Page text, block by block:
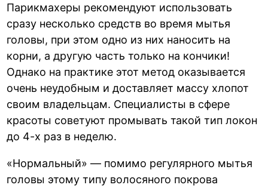
Парикмахеры рекомендуют использовать
сразу несколько средств во время мытья
головы, при этом одно из них наносить на
корни, а другую часть только на кончики!
Однако на практике этот метод оказывается
очень неудобным и доставляет массу хлопот
своим владельцам. Специалисты в сфере
красоты советуют промывать такой тип локон
до 4-х раз в неделю.
«Нормальный» — помимо регулярного мытья
головы этому типу волосяного покрова